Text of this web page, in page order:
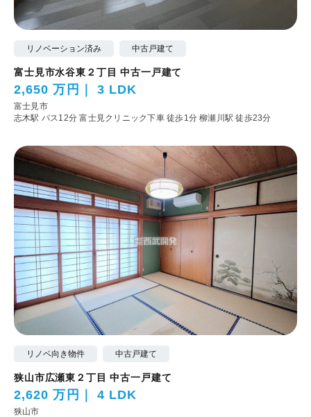
リノベーション済み 中古戸建て
富士見市水谷東２丁目 中古一戸建て
2,650 万円 3 LDK
富士見市
志木駅 バス12分 富士見クリニック下車 徒歩1分柳瀬川駅 徒歩23分
リノベ向き物件 中古戸建て
狭山市広瀬東２丁目 中古一戸建て
2,620 万円 4 LDK
狭山市